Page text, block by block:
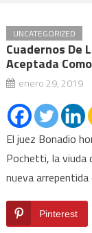
UNCATEGORIZED
Cuadernos De
Aceptada
enero 29, 2019
El juez Bonadio
Pochetti, la viuda
nueva arrepentida
Pinterest